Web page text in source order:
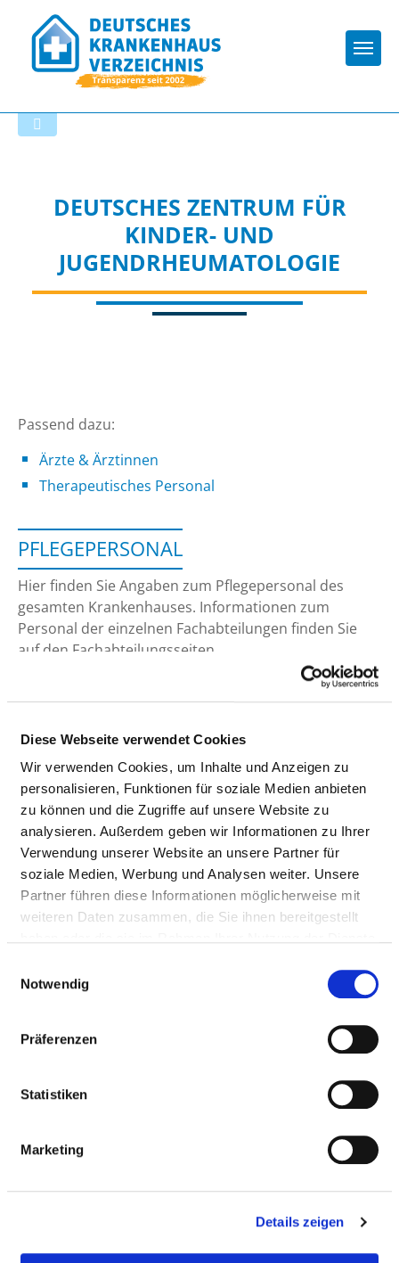
Diese Webseite verwendet Cookies
Wir verwenden Cookies, um Inhalte und Anzeigen zu
personalisieren, Funktionen für soziale Medien anbieten
zu können und die Zugriffe auf unsere Website zu
analysieren. Außerdem geben wir Informationen zu Ihrer
Verwendung unserer Website an unsere Partner für
soziale Medien, Werbung und Analysen weiter. Unsere
Partner führen diese Informationen möglicherweise mit
weiteren Daten zusammen, die Sie ihnen bereitgestellt
Notwendig
Präferenzen
Statistiken
Marketing
Details zeigen
DEUTSCHES ZENTRUM FÜR
KINDER- UND
JUGENDRHEUMATOLOGIE
Passend dazu:
Ärzte & Ärztinnen
Therapeutisches Personal
PFLEGEPERSONAL
Hier finden Sie Angaben zum Pflegepersonal des
gesamten Krankenhauses. Informationen zum
Personal der einzelnen Fachabteilungen finden Sie
auf den Fachabteilungsseiten.
GESUNDHEITS- UND KRANKENPFLEGERINNEN
Mit und ohne Fachabteilungszuordnung
BERUFSGRUPPE ANZAHL
ERLÄUTERUNG
Anzahl (gesamt)
14,82
Personal mit direktem
Beschäftigungsverhältnis
14,24
Beschäftigungsverhältnis
ambulanten Versorgung
stationären Versorgung
Wochenarbeitszeit
Davon ohne Fachabteilungszuordnung